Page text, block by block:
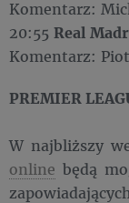
Komentarz:
20:55 Real
Komentarz:
PREMIER
W najbliższy
online będą